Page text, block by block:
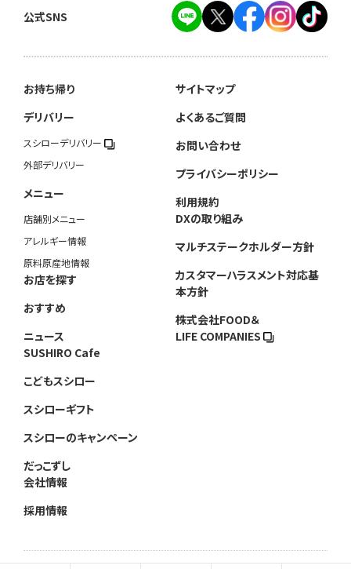
公式SNS
お持ち帰り
デリバリー
スシローデリバリー
外部デリバリー
メニュー
店舗別メニュー
アレルギー情報
原料原産地情報
お店を探す
おすすめ
ニュース
SUSHIRO Cafe
こどもスシロー
スシローギフト
スシローのキャンペーン
だっこずし
会社情報
採用情報
サイトマップ
よくあるご質問
お問い合わせ
プライバシーポリシー
利用規約
DXの取り組み
マルチステークホルダー方針
カスタマーハラスメント対応基
本方針
株式会社FOOD＆
LIFE COMPANIES